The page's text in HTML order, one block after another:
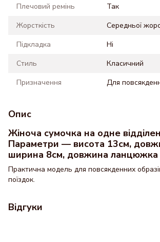
Плечовий ремінь
Так
Жорсткість
Середньої
Підкладка
Ні
Стиль
Класичний
Призначення
Для
Опис
Жіноча сумочка на одне
Параметри — висота 13см,
ширина 8см, довжина ланцюжка
Практична модель для повсякденних
поїздок.
Відгуки